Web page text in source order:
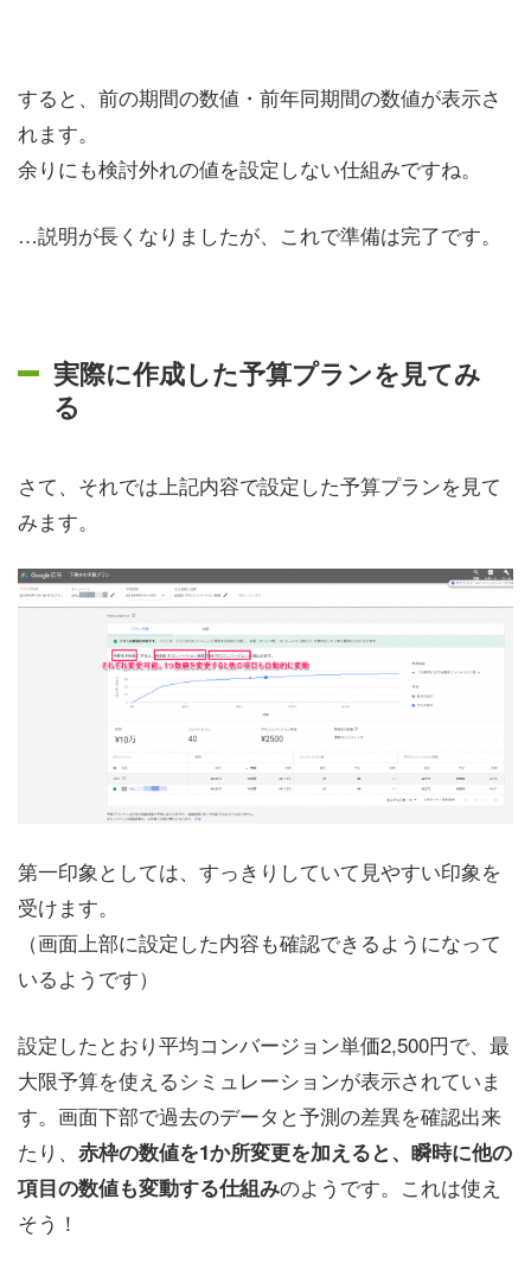
すると、前の期間の数値・前年同期間の数値が表示さ
れます。
余りにも検討外れの値を設定しない仕組みですね。
…説明が長くなりましたが、これで準備は完了です。
実際に作成した予算プランを見てみ
る
さて、それでは上記内容で設定した予算プランを見て
みます。
第一印象としては、すっきりしていて見やすい印象を
受けます。
（画面上部に設定した内容も確認できるようになって
いるようです）
設定したとおり平均コンバージョン単価2,500円で、最
大限予算を使えるシミュレーションが表示されていま
す。画面下部で過去のデータと予測の差異を確認出来
たり、 赤枠の数値を1か所変更を加えると、瞬時に他の
項目の数値も変動する仕組みのようです。これは使え
そう！